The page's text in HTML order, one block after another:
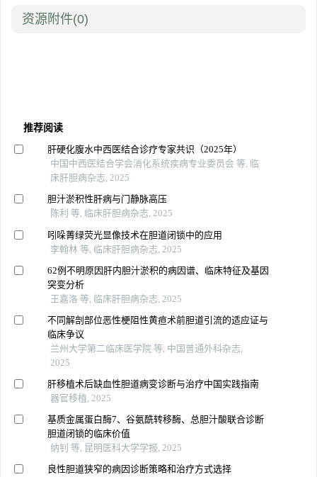
资源附件(0)
推荐阅读
肝硬化腹水中西医结合诊疗专家共识（2025年）
中国中西医结合学会消化系统疾病专业委员会 等, 临
床肝胆病杂志, 2025
胆汁淤积性肝病与门静脉高压
陈利 等, 临床肝胆病杂志, 2025
吲哚菁绿荧光显像技术在胆道闭锁中的应用
李翰林 等, 临床肝胆病杂志, 2025
62例不明原因肝内胆汁淤积的病因谱、临床特征及基因
突变分析
王嘉洛 等, 临床肝胆病杂志, 2025
不同解剖部位恶性梗阻性黄疸术前胆道引流的适应证与
临床争议
兰州大学第二临床医学院 等, 中国普通外科杂志,
2025
肝移植术后缺血性胆道病变诊断与治疗中国实践指南
器官移植, 2025
基质金属蛋白酶7、谷氨酰转移酶、总胆汁酸联合诊断
胆道闭锁的临床价值
纳钊 等, 昆明医科大学学报, 2025
良性胆道狭窄的病因诊断策略和治疗方式选择